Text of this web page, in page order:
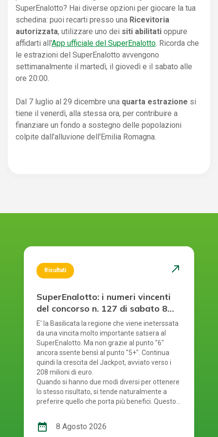
SuperEnalotto? Hai diverse opzioni per giocare la tua
schedina: puoi recarti presso una Ricevitoria
autorizzata, utilizzare uno dei siti abilitati oppure
affidarti all'App ufficiale del SuperEnalotto . Ricorda che
le estrazioni del SuperEnalotto avvengono
settimanalmente il martedì, il giovedì e il sabato alle
ore 20:00.
Dal 7 luglio al 29 dicembre una quarta estrazione si
tiene il venerdì, alla stessa ora, per contribuire a
finanziare un fondo a sostegno delle popolazioni
colpite dall'alluvione dell'Emilia Romagna.
Risultati north_east
SuperEnalotto: i numeri vincenti
del concorso n. 127 di sabato 8
agosto 2026
E' la Basilicata la regione che viene ineterssata
da una vincita molto importante satsera al
SuperEnalotto. Ma non grazie al punto "6"
ancora ssente bensì al punto "5+". Continua
quindi la crescita del Jackpot, avviato verso i
208 milioni di euro.
Quando si hanno due modi diversi per ottenere
lo stesso risultato, si tende naturalmente a
preferire quello che porta più benefici. Questo
gioca al SuperEnalotto. Infatti, per giocare al
SuperEnalotto si può scegliere tra due opzioni:
date_range 8 Agosto 2026